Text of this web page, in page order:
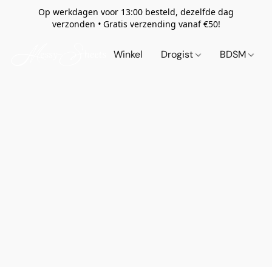
Op werkdagen voor 13:00 besteld, dezelfde dag
verzonden • Gratis verzending vanaf €50!
Winkel Drogist BDSM